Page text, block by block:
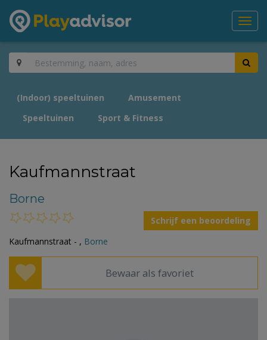
(Indoor) speeltuinen
Amusement
Speeltuinen
Sport & Fitness
Kaufmannstraat
Borne
Schrijf een beoordeling
Kaufmannstraat - , Borne
Bewaar als favoriet